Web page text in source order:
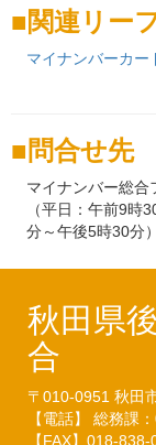
関連リー
マイナンバーカー
問合せ先
マイナンバー総
（平日：午前9時
分～午後5時30分）
秋田県
合
〒010-0951 秋田
【電話】 総務課
【FAX】018-838-